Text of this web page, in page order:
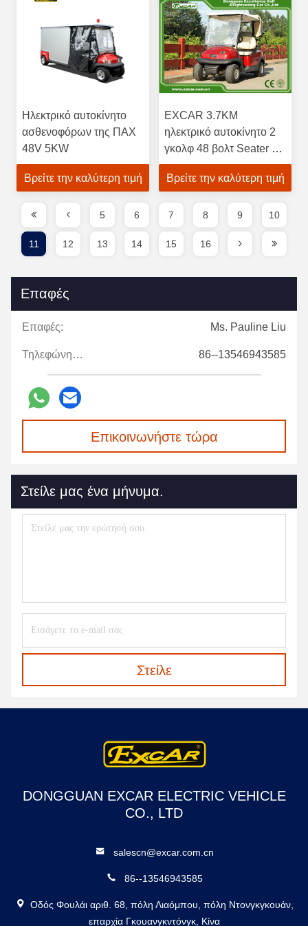
Ηλεκτρικό αυτοκίνητο
ασθενοφόρων της ΠΑΧ
48V 5KW
Βρείτε την καλύτερη τιμή
EXCAR 3.7KM
ηλεκτρικό αυτοκίνητο 2
γκολφ 48 βολτ Seater με
τη συνήθεια κάλυψης
βροχής
Βρείτε την καλύτερη τιμή
5 6 7 8 9 10
11 12 13 14 15 16
Επαφές
Επαφές: Ms. Pauline Liu
Τηλεφώνημα: 86--13546943585
Επικοινωνήστε τώρα
Στείλε μας ένα μήνυμα.
Στείλε
DONGGUAN EXCAR ELECTRIC VEHICLE
CO., LTD
salescn@excar.com.cn
86--13546943585
Οδός Φουλάι αριθ. 68, πόλη Λιαόμπου, πόλη Ντονγκγκουάν,
επαρχία Γκουανγκντόνγκ, Κίνα